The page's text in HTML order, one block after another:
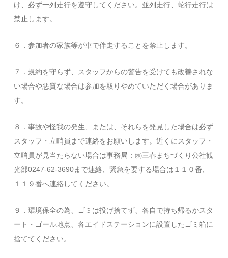
け、必ず一列走行を遵守してください。並列走行、蛇行走行は
禁止します。
６．参加者の家族等が車で伴走することを禁止します。
７．規約を守らず、スタッフからの警告を受けても改善されな
い場合や悪質な場合は参加を取りやめていただく場合がありま
す。
８．事故や怪我の発生、または、それらを発見した場合は必ず
スタッフ・立哨員まで連絡をお願いします。近くにスタッフ・
立哨員が見当たらない場合は事務局：㈱三春まちづくり公社観
光部0247-62-3690まで連絡、緊急を要する場合は１１０番、
１１９番へ連絡してください。
９．環境保全の為、ゴミは投げ捨てず、各自で持ち帰るかスタ
ート・ゴール地点、各エイドステーションに設置したゴミ箱に
捨ててください。